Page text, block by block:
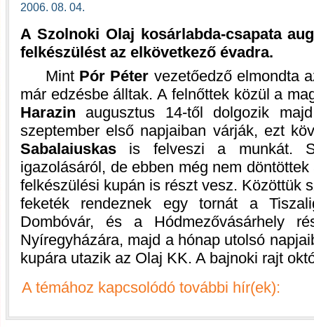
2006. 08. 04.
A Szolnoki Olaj kosárlabda-csapata
felkészülést az elkövetkező évadra.
Mint Pór Péter vezetőedző elmondta
már edzésbe álltak. A felnőttek közül a
Harazin augusztus 14-től dolgozik
szeptember első napjaiban várják, ezt
Sabalaiuskas is felveszi a munkát.
igazolásáról, de ebben még nem
felkészülési kupán is részt vesz. Közöttük
feketék rendeznek egy tornát a
Dombóvár, és a Hódmezővásárhely
Nyíregyházára, majd a hónap utolsó
kupára utazik az Olaj KK. A bajnoki rajt
A témához kapcsolódó további hír(ek):